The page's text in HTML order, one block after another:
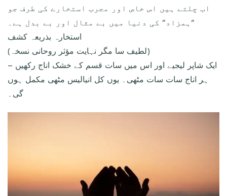
اب چلتے ہیں اس خاص اور مجرب استخارے کی طرف جو
“ہمزاد” کی دنیا میں بے مثال اور بے بدل ہے۔
استخارہ بذریعہ کشف
(لطیف سا مگر نہایت مؤثر روحانی نسخہ)
ایک شاپر لیجیے اور اس میں سات قسم کے خشک اناج رکھیں –
ہر اناج سات سات مٹھی۔ یوں کل انیالیس مٹھی مکمل ہوں
گی۔